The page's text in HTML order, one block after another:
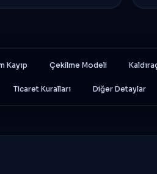
Kayıp Çekilme Modeli
Ticaret Kuralları Diğer Detaylar